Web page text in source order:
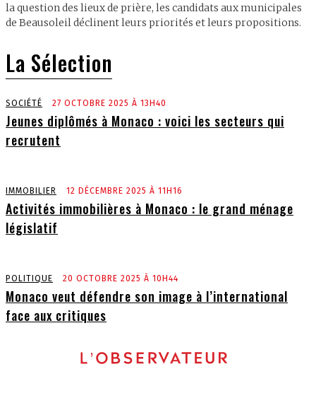
la question des lieux de prière, les candidats aux municipales
de Beausoleil déclinent leurs priorités et leurs propositions.
La Sélection
SOCIÉTÉ 27 OCTOBRE 2025 À 13H40
Jeunes diplômés à Monaco : voici les secteurs qui
recrutent
IMMOBILIER 12 DÉCEMBRE 2025 À 11H16
Activités immobilières à Monaco : le grand ménage
législatif
POLITIQUE 20 OCTOBRE 2025 À 10H44
Monaco veut défendre son image à l’international
face aux critiques